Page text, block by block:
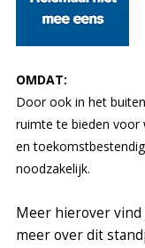
OMDAT:
Door ook in het
ruimte te bieden voor
en
noodzakelijk.
Meer hierover vind
meer over dit